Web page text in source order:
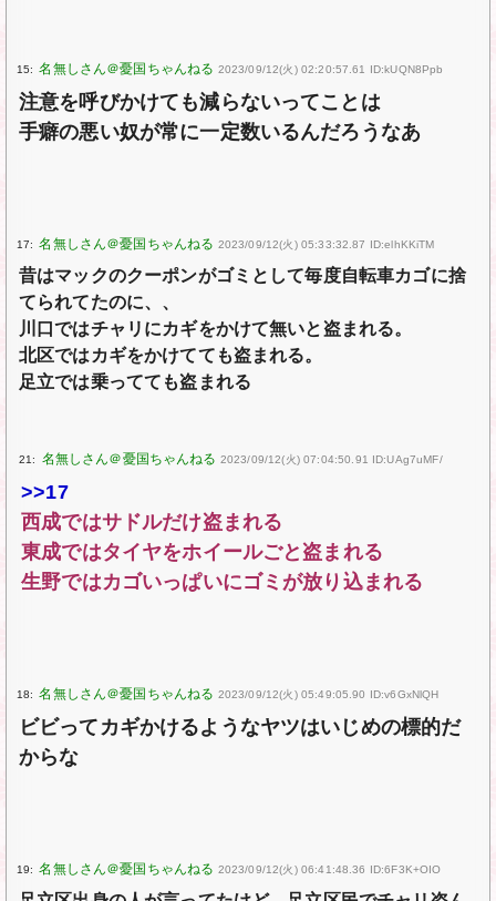
15: 2023/09/12(火) 02:20:57.61 ID:kUQN8Ppb
注意を呼びかけても減らないってことは
手癖の悪い奴が常に一定数いるんだろうなあ
17: 2023/09/12(火) 05:33:32.87 ID:elhKKiTM
昔はマックのクーポンがゴミとして毎度自転車カゴに捨
てられてたのに、、
川口ではチャリにカギをかけて無いと盗まれる。
北区ではカギをかけてても盗まれる。
足立では乗ってても盗まれる
21: 2023/09/12(火) 07:04:50.91 ID:UAg7uMF/
>>17
西成ではサドルだけ盗まれる
東成ではタイヤをホイールごと盗まれる
生野ではカゴいっぱいにゴミが放り込まれる
18: 2023/09/12(火) 05:49:05.90 ID:v6GxNlQH
ビビってカギかけるようなヤツはいじめの標的だ
からな
19: 2023/09/12(火) 06:41:48.36 ID:6F3K+OIO